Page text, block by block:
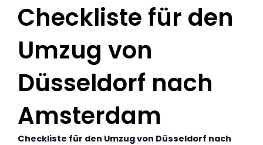
Checkliste für den
Umzug von
Düsseldorf nach
Amsterdam
Checkliste für den Umzug von Düsseldorf nach